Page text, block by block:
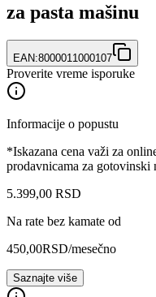
za pasta mašinu
EAN:8000011000107
Proverite vreme isporuke
Informacije o popustu
*Iskazana cena važi za
prodavnicama za gotovinski
5.399,00 RSD
Na rate bez kamate od
450,00RSD/mesečno
Saznajte više